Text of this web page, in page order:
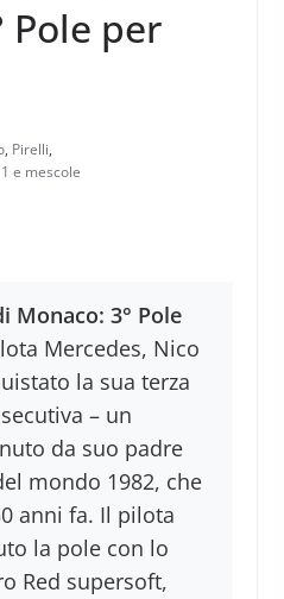
Pole per
, Pirelli,
e mescole
Monaco: 3° Pole
Mercedes, Nico
la sua terza
– un
da suo padre
mondo 1982, che
anni fa. Il pilota
la pole con lo
Red supersoft,